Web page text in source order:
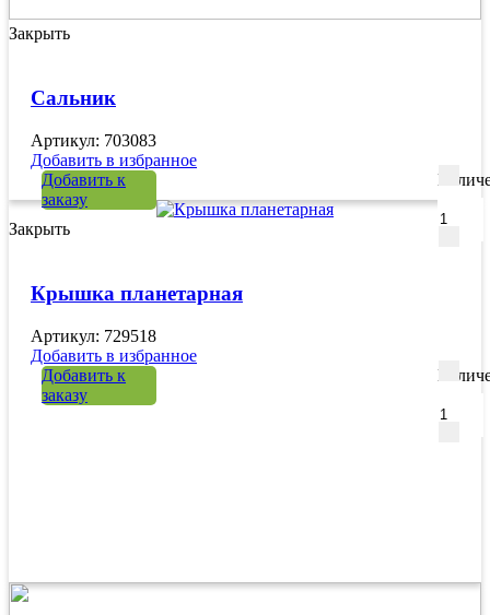
Закрыть
Сальник
Артикул: 703083
Добавить в избранное
Добавить к
заказу
Закрыть
Крышка планетарная
Артикул: 729518
Добавить в избранное
Добавить к
заказу